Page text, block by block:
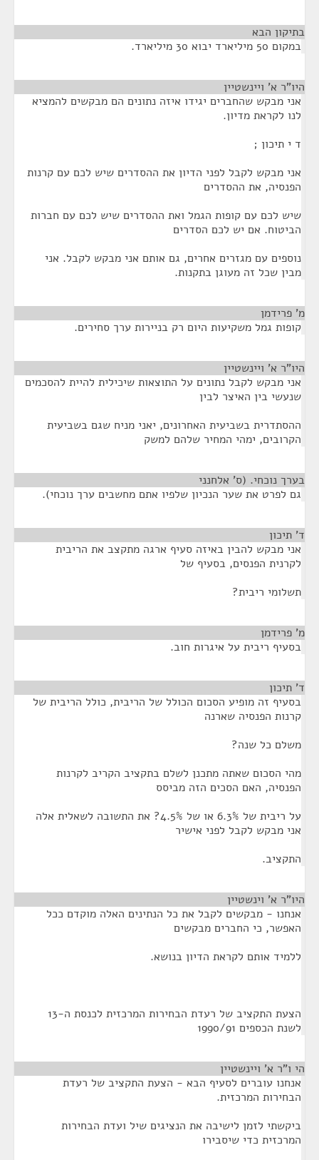
בתיקון הבא
במקום 50 מיליארד יבוא 30 מיליארד.
היו"ר א' ויינשטיין
אני מבקש שהחברים יגידו איזה נתונים הם מבקשים להמציא
לנו לקראת מדיון.
ד י תיכון ;
אני מבקש לקבל לפני הדיון את ההסדרים שיש לכם עם קרנות
הפנסיה, את ההסדרים
שיש לכם עם קופות הגמל ואת ההסדרים שיש לכם עם חברות
הביטוח. אם יש לכם הסדרים
נוספים עם מגזרים אחרים, גם אותם אני מבקש לקבל. אני
מבין שכל זה מעוגן בתקנות.
מ' פרידמן
קופות גמל משקיעות היום רק בניירות ערך סחירים.
היו"ר א' ויינשטיין
אני מבקש לקבל נתונים על התוצאות שיכילית להיית להסכמים
שנעשי בין האיצר לבין
ההסתדרית בשביעית האחרונים, יאני מניח שגם בשביעית
הקרובים, ימהי המחיר שלהם למשק
בערך נוכחי. (ס' אלחנני
גם לפרט את שער הנכיון שלפיו אתם מחשבים ערך נוכחי).
ד' תיכון
אני מבקש להבין באיזה סעיף ארגה מתקצב את הריבית
לקרנית הפנסים, בסעיף של
תשלומי ריבית?
מ' פרידמן
בסעיף ריבית על איגרות חוב.
ד' תיכון
בסעיף זה מופיע הסכום הכולל של הריבית, כולל הריבית של
קרנות הפנסיה שארנה
משלם כל שנה?
מהי הסכום שאתה מתכנן לשלם בתקציב הקריב לקרנות
הפנסיה, האם הסכים הזה מביסס
על ריבית של 6.3% או של 4.5%? את התשובה לשאלית אלה
אני מבקש לקבל לפני אישיר
התקציב.
היו"ר א' וינשטיין
אנחנו - מבקשים לקבל את כל הנתינים האלה מוקדם ככל
האפשר, כי החברים מבקשים
ללמיד אותם לקראת הדיון בנושא.
הצעת התקציב של רעדת הבחירות המרכזית לכנסת ה-13
לשנת הכספים 1990/91
הי ו"ר א' ויינשטיין
אנחנו עוברים לסעיף הבא - הצעת התקציב של רעדת
הבחירות המרכזית.
ביקשתי לזמן לישיבה את הנציגים שיל ועדת הבחירות
המרכזית כדי שיסבירו